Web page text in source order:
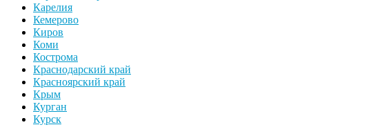
Карелия
Кемерово
Киров
Коми
Кострома
Краснодарский край
Красноярский край
Крым
Курган
Курск